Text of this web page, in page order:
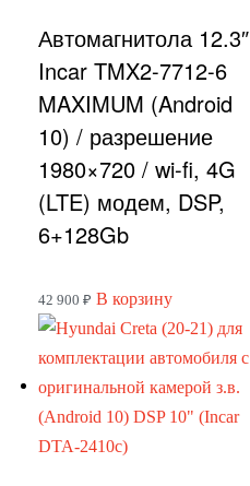
Автомагнитола 12.3″
Incar TMX2-7712-6
MAXIMUM (Android
10) / разрешение
1980×720 / wi-fi, 4G
(LTE) модем, DSP,
6+128Gb
42 900 ₽ В корзину